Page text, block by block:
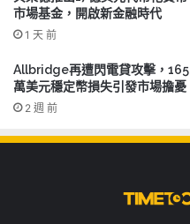
市場基金，開啟新金融時代
1 天 前
Allbridge再遭閃電貸攻擊，165
萬美元穩定幣損失引發市場擔憂
2 週 前